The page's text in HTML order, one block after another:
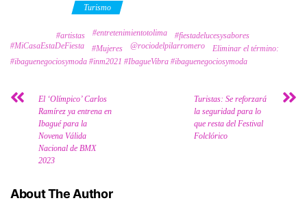
Turismo
#artistas #entretenimientotolima
#fiestadelucesysabores
#MiCasaEstaDeFiesta
#Mujeres @rociodelpilarromero
Eliminar el término:
#ibaguenegociosymoda #inm2021 #IbagueVibra #ibaguenegociosymoda
El ‘Olímpico’ Carlos
Ramírez ya entrena en
Ibagué para la
Novena Válida
Nacional de BMX
2023
Turistas: Se reforzará
la seguridad para lo
que resta del Festival
Folclórico
About The Author